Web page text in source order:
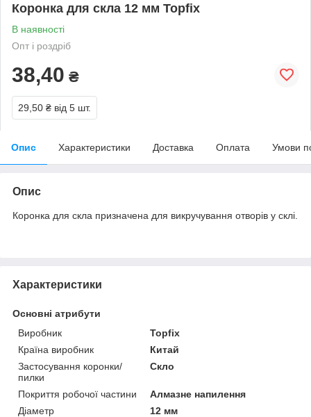
Коронка для скла 12 мм Topfix
В наявності
Опт і роздріб
38,40 ₴
29,50 ₴ від 5 шт.
Опис Характеристики Доставка Оплата Умови
Опис
Коронка для скла призначена для викручування отворів у склі.
Характеристики
Основні атрибути
Виробник
Topfix
Країна виробник
Китай
Застосування коронки/
пилки
Скло
Покриття робочої частини
Алмазне напилення
Діаметр
12 мм